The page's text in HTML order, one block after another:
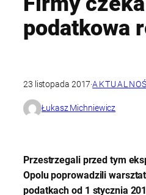
podatkowa
23 listopada 2017·
Łukasz Michniewicz
Przestrzegali przed tym
Opolu poprowadzili
podatkach od 1 stycznia